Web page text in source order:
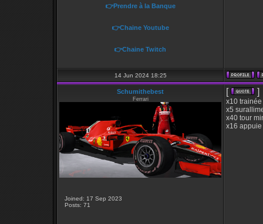
👉Prendre à la Banque
👉Chaine Youtube
👉Chaine Twitch
14 Jun 2024 18:25
Schumithebest
Ferrari
Joined: 17 Sep 2023
Posts: 71
[ ]
x10
x5
x40 tour
x16